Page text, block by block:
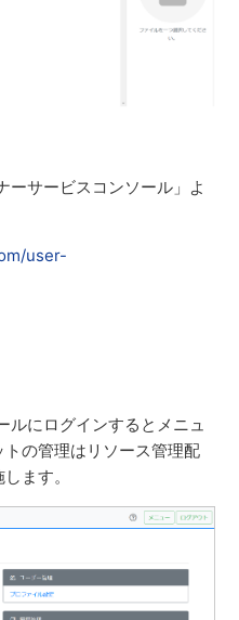
ーサービスコンソール」よ
user-
ルにログインするとメニュ
の管理はリソース管理配
ます。